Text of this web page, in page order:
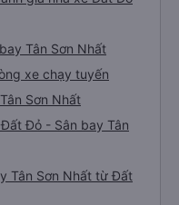
Tân Sơn Nhất
xe chạy tuyến
Sơn Nhất
Đỏ - Sân bay Tân
Tân Sơn Nhất từ Đất